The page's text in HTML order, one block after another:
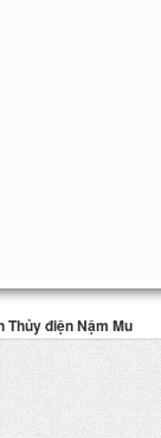
điện Nậm Mu